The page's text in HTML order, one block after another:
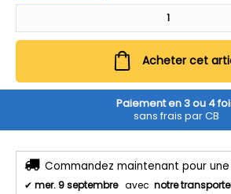
Acheter cet
Paiement en 3 ou 4
sans frais par CB
Commandez maintenant pour une
✔ mer. 9 septembre avec notre